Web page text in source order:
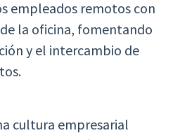
empleados remotos con
la oficina, fomentando
y el intercambio de
cultura empresarial